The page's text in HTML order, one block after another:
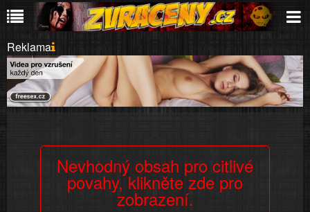
Reklama
Nevhodný obsah pro citlivé
povahy, klikněte zde pro
zobrazení.